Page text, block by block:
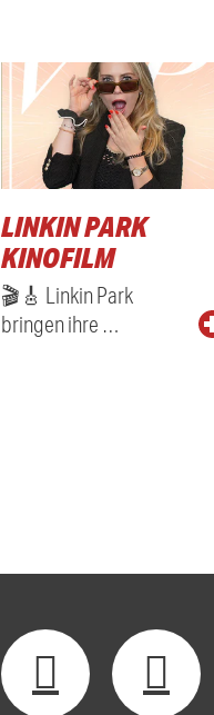
LINKIN PARK
KINOFILM
🎬🎸 Linkin Park
bringen ihre …